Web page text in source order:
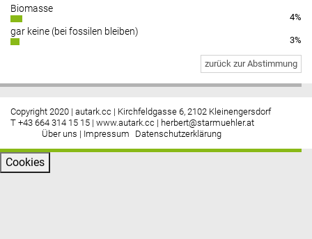
Biomasse
4%
gar keine (bei fossilen bleiben)
3%
zurück zur Abstimmung
Copyright 2020 | autark.cc | Kirchfeldgasse 6, 2102 Kleinengersdorf
T +43 664 314 15 15 | www.autark.cc | herbert@starmuehler.at
Über uns | Impressum Datenschutzerklärung
Cookies